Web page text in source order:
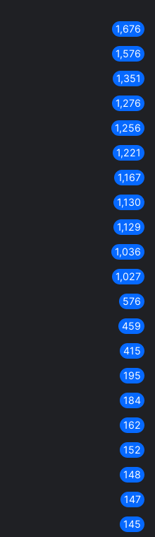
1,676
1,576
1,351
1,276
1,256
1,221
1,167
1,130
1,129
1,036
1,027
576
459
415
195
184
162
152
148
147
145